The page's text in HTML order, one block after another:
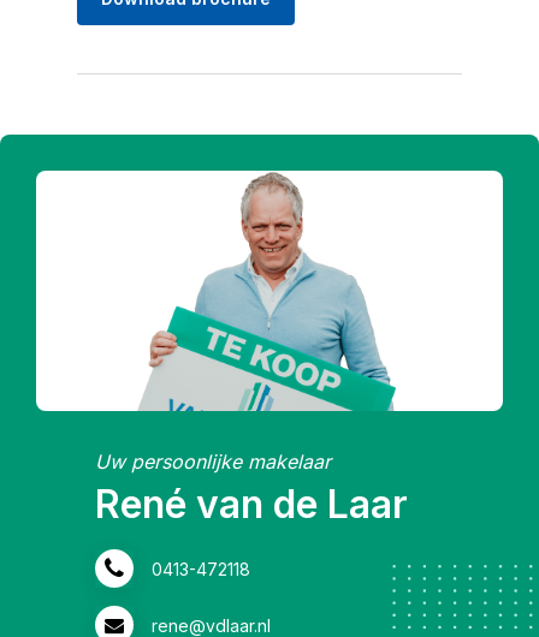
Uw persoonlijke makelaar
René van de Laar
0413-472118
rene@vdlaar.nl